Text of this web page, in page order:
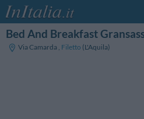
Bed And Breakfast
Via Camarda , Filetto (L'Aquila)